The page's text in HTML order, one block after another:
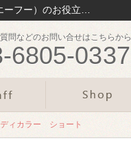
問などのお問い合せはこちらから
6805-0337
ィカラー ショート